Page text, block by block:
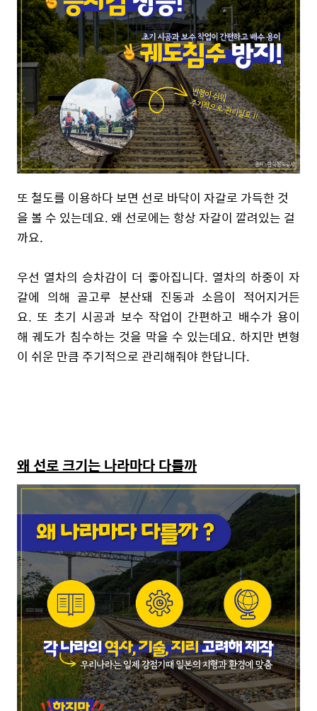
또 철도를 이용하다 보면 선로 바닥이 자갈로 가득한 것
을 볼 수 있는데요. 왜 선로에는 항상 자갈이 깔려있는 걸
까요.
우선 열차의 승차감이 더 좋아집니다. 열차의 하중이 자
갈에 의해 골고루 분산돼 진동과 소음이 적어지거든
요. 또 초기 시공과 보수 작업이 간편하고 배수가 용이
해 궤도가 침수하는 것을 막을 수 있는데요. 하지만 변형
이 쉬운 만큼 주기적으로 관리해줘야 한답니다.
왜 선로 크기는 나라마다 다를까